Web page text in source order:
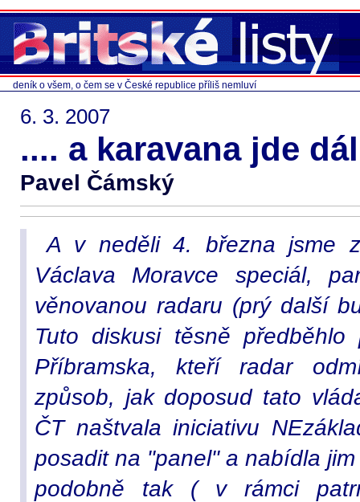
deník o všem, o čem se v České republice příliš nemluví
6. 3. 2007
.... a karavana jde
Pavel Čámský
A v neděli 4. března jsme
Václava Moravce speciál,
věnovanou radaru (prý další
Tuto diskusi těsně
Příbramska, kteří radar
způsob, jak doposud tato
ČT naštvala iniciativu
posadit na "panel" a nabídla
podobně tak ( v rámci